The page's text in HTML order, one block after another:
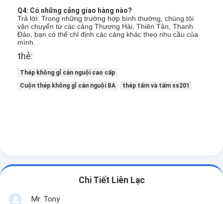
Q4: Có những cảng giao hàng nào?
Trả lời: Trong những trường hợp bình thường, chúng tôi
vận chuyển từ các cảng Thượng Hải, Thiên Tân, Thanh
Đảo, bạn có thể chỉ định các cảng khác theo nhu cầu của
mình.
thẻ:
Thép không gỉ cán nguội cao cấp
Cuộn thép không gỉ cán nguội BA
thép tấm và tấm ss201
Chi Tiết Liên Lạc
Mr. Tony